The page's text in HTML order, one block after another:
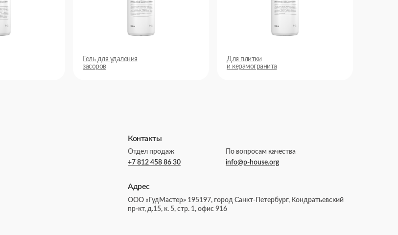
Гель для удаления
засоров
Для плитки
и керамогранита
Адрес
ООО «ГудМастер» 195197, город Санкт-Петербург, Кондратьевский
пр-кт, д.15, к. 5, стр. 1, офис 916
info@p-house.org
+7 812 458 86 30
По вопросам качества
Отдел продаж
Контакты